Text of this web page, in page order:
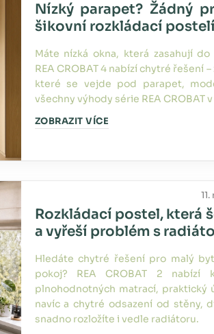
Nízký parapet? Žádný
šikovní rozkládací postelí
Máte nízká okna, která zasahují
REA CROBAT 4 nabízí chytré řešení
které se vejde pod parapet,
všechny výhody série REA CROBAT
ZOBRAZIT VÍCE
Rozkládací postel, která
a vyřeší problém s
Hledáte chytré řešení pro malý
pokoj? REA CROBAT 2 nabízí
plnohodnotných matrací, praktický
navíc a chytré odsazení od stěny,
snadno rozložíte i vedle radiátoru.